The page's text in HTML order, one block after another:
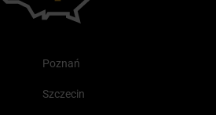
Poznań
Szczecin